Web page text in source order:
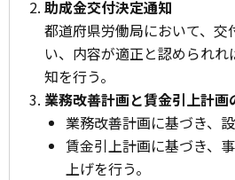
助成金交付決定通知
都道府県労働局において、交
い、内容が適正と認められ
知を行う。
業務改善計画と賃金引上計画
業務改善計画に基づき、
賃金引上計画に基づき、
上げを行う。